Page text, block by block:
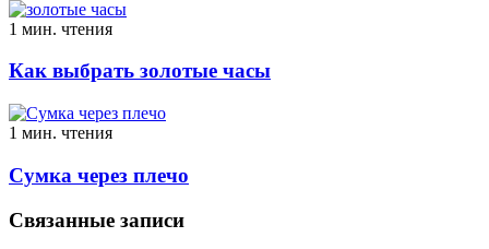
1 мин. чтения
Как выбрать золотые часы
1 мин. чтения
Сумка через плечо
Связанные записи